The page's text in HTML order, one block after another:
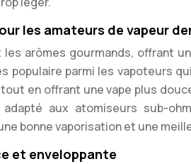
les amateurs de vapeur
arômes gourmands, offrant
populaire parmi les vapoteurs
en offrant une vape plus
aux atomiseurs sub-
bonne vaporisation et une
et enveloppante